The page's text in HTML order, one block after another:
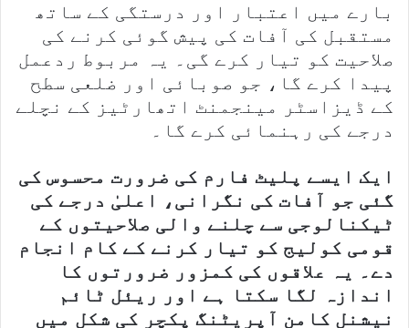
بارے میں اعتبار اور درستگی کے ساتھ
مستقبل کی آفات کی پیش گوئی کرنے کی
صلاحیت کو تیار کرے گی۔ یہ مربوط ردعمل
پیدا کرے گا، جو صوبائی اور ضلعی سطح
کے ڈیزاسٹر مینجمنٹ اتھارٹیز کے نچلے
درجے کی رہنمائی کرے گا۔
ایک ایسے پلیٹ فارم کی ضرورت محسوس کی
گئی جو آفات کی نگرانی، اعلیٰ درجے کی
ٹیکنالوجی سے چلنے والی صلاحیتوں کے
قومی کولیج کو تیار کرنے کے کام انجام
دے۔ یہ علاقوں کی کمزور ضرورتوں کا
اندازہ لگا سکتا ہے اور ریئل ٹائم
نیشنل کامن آپریٹنگ پکچر کی شکل میں